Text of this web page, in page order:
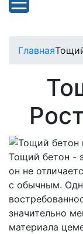
Главная
Тощий бетон -
он не
с обычным.
значительно
материала